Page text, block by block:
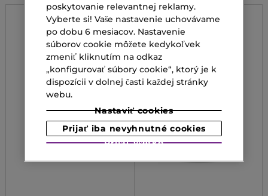
poskytovanie relevantnej reklamy.
Vyberte si! Vaše nastavenie uchovávame
po dobu 6 mesiacov. Nastavenie
súborov cookie môžete kedykoľvek
zmeniť kliknutím na odkaz
„konfigurovať súbory cookie“, ktorý je k
dispozícii v dolnej časti každej stránky
webu.
Nastaviť cookies
Prijať iba nevyhnutné cookies
Prijať všetko